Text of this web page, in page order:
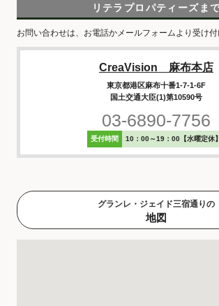
リテラプロパティーズま
お問い合わせは、お電話かメールフォームより受け付
CreaVision 麻布本店
東京都港区麻布十番1-7-1-6F
国土交通大臣(1)第10590号
03-6890-7756
受付時間 10：00～19：00【水曜定休】
グランレ・ジェイド三宿通りの
地図